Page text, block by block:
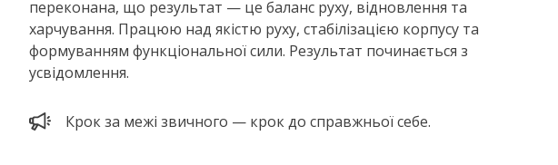
переконана, що результат — це баланс руху, відновлення та
харчування. Працюю над якістю руху, стабілізацією корпусу та
формуванням функціональної сили. Результат починається з
усвідомлення.
Крок за межі звичного — крок до справжньої себе.